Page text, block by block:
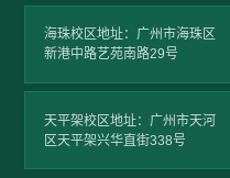
海珠校区地址：广州市海珠区
新港中路艺苑南路29号
天平架校区地址：广州市天河
区天平架兴华直街338号